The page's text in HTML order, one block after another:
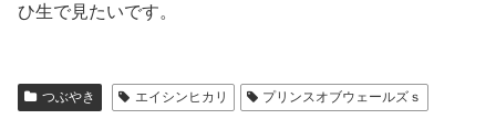
ひ生で見たいです。
つぶやき エイシンヒカリ プリンスオブウェールズｓ